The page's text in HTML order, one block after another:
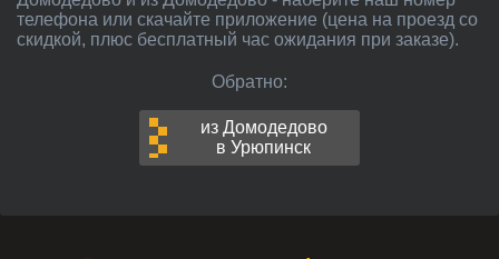
телефона или скачайте приложение (цена на проезд со
скидкой, плюс бесплатный час ожидания при заказе).
Обратно:
из Домодедово
в Урюпинск